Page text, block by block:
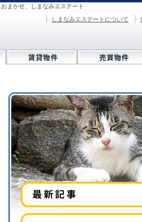
まかせ、しまなみエステート
しまなみエステートについて